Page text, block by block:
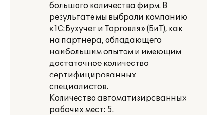
большого количества фирм. В
результате мы выбрали компанию
«1С:Бухучет и Торговля» (БиТ), как
на партнера, обладающего
наибольшим опытом и имеющим
достаточное количество
сертифицированных
специалистов.
Количество автоматизированных
рабочих мест: 5.